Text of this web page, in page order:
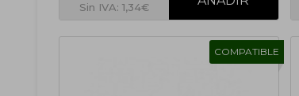
Sin IVA: 1,34€
COMPATIBLE